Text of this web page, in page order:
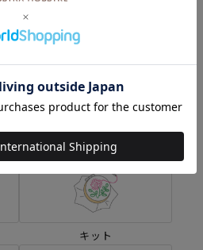
クロスステッチフープフレ
ーム＜リトルミイ＞
ーから探す
キット